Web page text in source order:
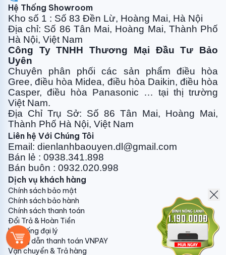
8, Xoay đến các góc xa nhất.
9, Chế độ chờ 0,5W.
10, Chống lại ăn mòn giúp bảo vệ thiết bị tốt nhất.
1. Nhân công lắp đặt : (Miễn phí vận chuyển lắp đặt
tại nội thành Hà Nội - trừ máy tủ, áp, ầm trần).
- Đối với máy công suất 9000btu, 12000btu:
200.000vnđ
- Đối với máy công suất 18000btu, 24000btu:
300.000vnđ
- Đối với máy tủ/cassette/áp trần : 700.000vnđ
2. Ống đồng + bảo ôn
- Đối với máy công suất 9000btu, 12000btu ( ống
dày 6.1): 150.000vnđ/m
- Đối với máy công suất 18000btu: 170.000vnđ/m
- Đối với máy công suất 24000btu: 210.000vnđ/m
Hệ Thống Showroom
Kho số 1 : Số 83 Đền Lừ, Hoàng Mai, Hà Nội
Địa chỉ: Số 86 Tân Mai, Hoàng Mai, Thành Phố
Hà Nội, Việt Nam
Công Ty TNHH Thương Mại Đầu Tư Bảo
Uyên
Chuyên phân phối các sản phẩm điều hòa
Gree, điều hòa Midea, điều hòa Daikin, điều hòa
Casper, điều hòa Panasonic … tại thị trường
Việt Nam.
Địa Chỉ Trụ Sở: Số 86 Tân Mai, Hoàng Mai,
Thành Phố Hà Nội, Việt Nam
Liên hệ Với Chúng Tôi
Email: dienlanhbaouyen.dl@gmail.com
Bán lẻ : 0938.341.898
Bán buôn : 0932.020.998
Dịch vụ khách hàng
Chính sách bảo mật
Chính sách bảo hành
Chính sách thanh toán
Đổi Trả & Hoàn Tiền
Hệ thống đại lý
Hướng dẫn thanh toán VNPAY
Vận chuyển & Trả hàng